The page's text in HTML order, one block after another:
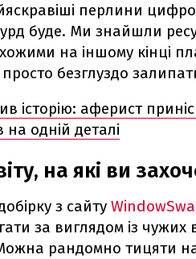
перлини
буде. Ми знайшли
на іншому кінці
безглуздо
історію: аферист
на одній деталі
на які ви
з сайту
за виглядом із чужих
рандомно тицяти